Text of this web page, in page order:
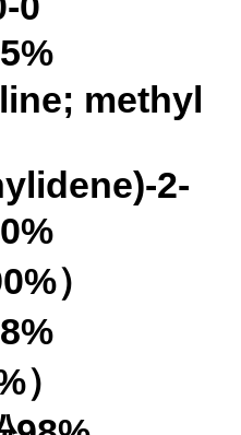
methyl
2-
）
）